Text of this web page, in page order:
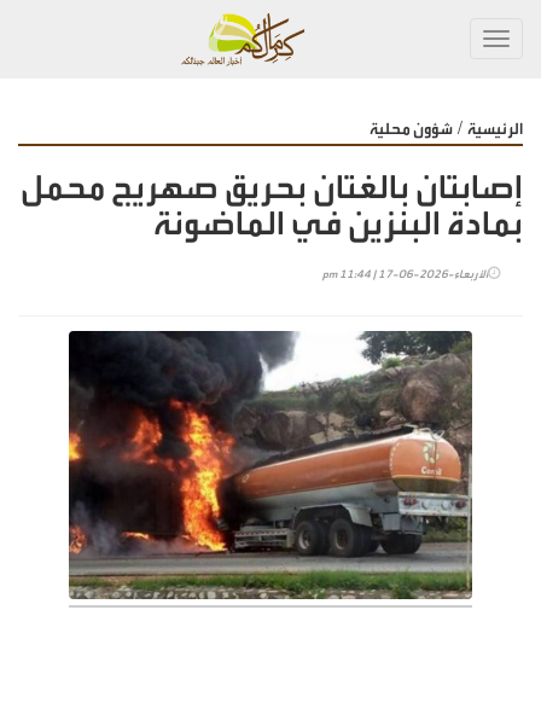
الرئيسية / شؤون محلية
إصابتان بالغتان بحريق صهريج محمل
بمادة البنزين في الماضونة
الأربعاء-2026-06-17 | 11:44 pm